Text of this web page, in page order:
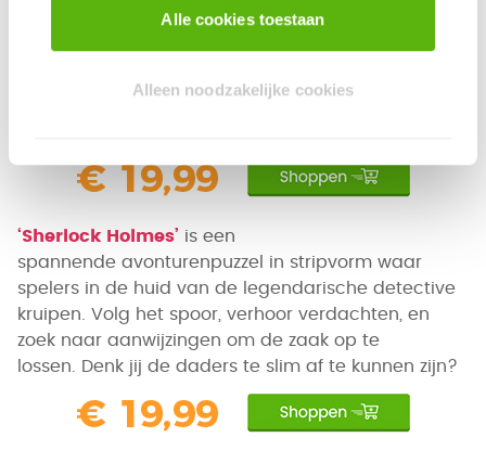
Alle cookies toestaan
Alleen noodzakelijke cookies
‘Ridders’is een komisch, Middeleeuws
‘Sherlock Holmes’ is een
spannende avonturenpuzzel in stripvorm waar
spelers in de huid van de legendarische detective
kruipen. Volg het spoor, verhoor verdachten, en
zoek naar aanwijzingen om de zaak op te
lossen. Denk jij de daders te slim af te kunnen zijn?